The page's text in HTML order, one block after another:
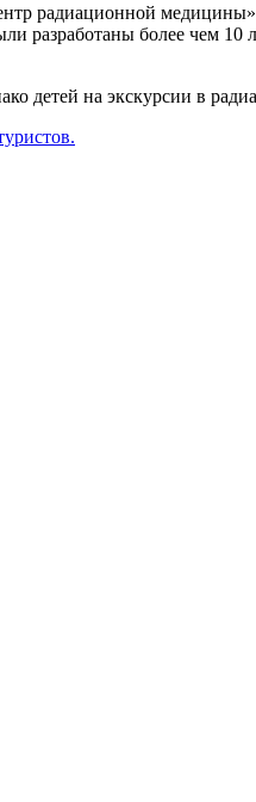
радиационной
разработаны более чем 10
детей на экскурсии в